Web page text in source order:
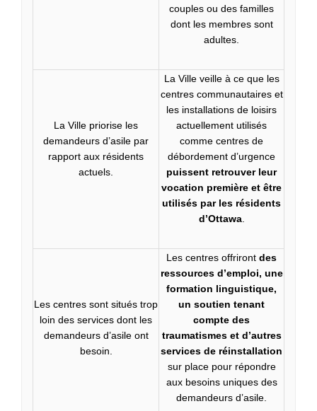
couples ou des familles
dont les membres sont
adultes.
La Ville priorise les
demandeurs d’asile par
rapport aux résidents
actuels.
La Ville veille à ce que les
centres communautaires et
les installations de loisirs
actuellement utilisés
comme centres de
débordement d’urgence
puissent retrouver leur
vocation première et être
utilisés par les résidents
d’Ottawa.
Les centres sont situés trop
loin des services dont les
demandeurs d’asile ont
besoin.
Les centres offriront des
ressources d’emploi, une
formation linguistique,
un soutien tenant
compte des
traumatismes et d’autres
services de réinstallation
sur place pour répondre
aux besoins uniques des
demandeurs d’asile.